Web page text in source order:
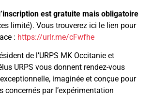
est gratuite mais obligatoire
limité). Vous trouverez ici le lien pour
: https://urlr.me/cFwfhe
de l’URPS MK Occitanie et
URPS vous donnent rendez-vous
imaginée et conçue pour
concernés par l’expérimentation